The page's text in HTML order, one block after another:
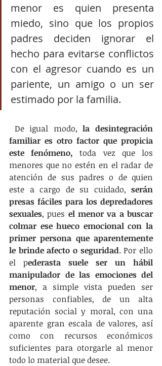
menor es quien presenta
miedo, sino que los propios
padres deciden ignorar el
hecho para evitarse conflictos
con el agresor cuando es un
pariente, un amigo o un ser
estimado por la familia.
De igual modo, la desintegración
familiar es otro factor que propicia
este fenómeno, toda vez que los
menores que no estén en el radar de
atención de sus padres o de quien
este a cargo de su cuidado, serán
presas fáciles para los depredadores
sexuales, pues el menor va a buscar
colmar ese hueco emocional con la
primer persona que aparentemente
le brinde afecto o seguridad. Por ello
el pederasta suele ser un hábil
manipulador de las emociones del
menor, a simple vista pueden ser
personas confiables, de un alta
reputación social y moral, con una
aparente gran escala de valores, así
como con recursos económicos
suficientes para otorgarle al menor
todo lo material que desee.